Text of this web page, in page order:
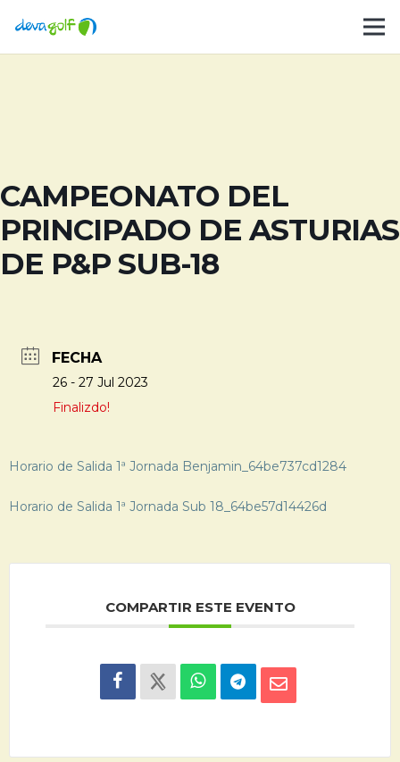
CAMPEONATO DEL
PRINCIPADO DE ASTURIAS
DE P&P SUB-18
FECHA
26 - 27 Jul 2023
Finalizdo!
Horario de Salida 1ª Jornada Benjamin_64be737cd1284
Horario de Salida 1ª Jornada Sub 18_64be57d14426d
COMPARTIR ESTE EVENTO